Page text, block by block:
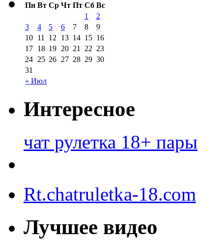
Пн Вт Ср Чт Пт Сб Вс
« Июл
1
2
3
4 5 6 7 8
9
10 11 12 13 14 15 16
17 18 19 20 21 22 23
24 25 26 27 28 29 30
31
Интересное
чат рулетка 18+ пары
Rt.chatruletka-18.com
Лучшее видео